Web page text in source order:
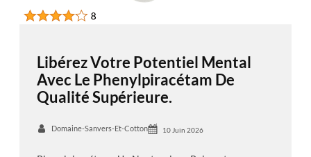
Libérez Votre Potentiel Mental
Avec Le Phenylpiracétam De
Qualité Supérieure.
Domaine-Sanvers-Et-Cotton 10 Juin 2026